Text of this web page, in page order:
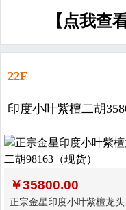
【点我查
22F
印度小叶紫檀二胡
￥35800.00
正宗金星印度小叶紫檀龙